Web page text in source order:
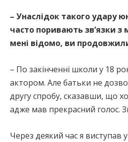
– Унаслідок такого удару
часто поривають зв’язки
мені відомо, ви
– По закінченні школи у 18
актором. Але батьки не
другу спробу, сказавши, що
адже мав прекрасний голос.
Через деякий час я виступав